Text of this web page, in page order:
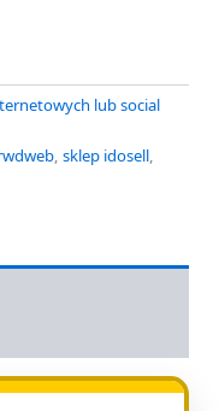
lub social
, sklep idosell,